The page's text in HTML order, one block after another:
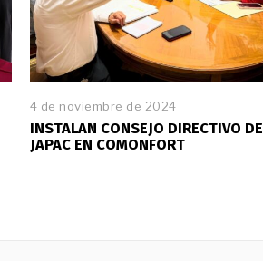
4 de noviembre de 2024
INSTALAN CONSEJO DIRECTIVO DE
JAPAC EN COMONFORT